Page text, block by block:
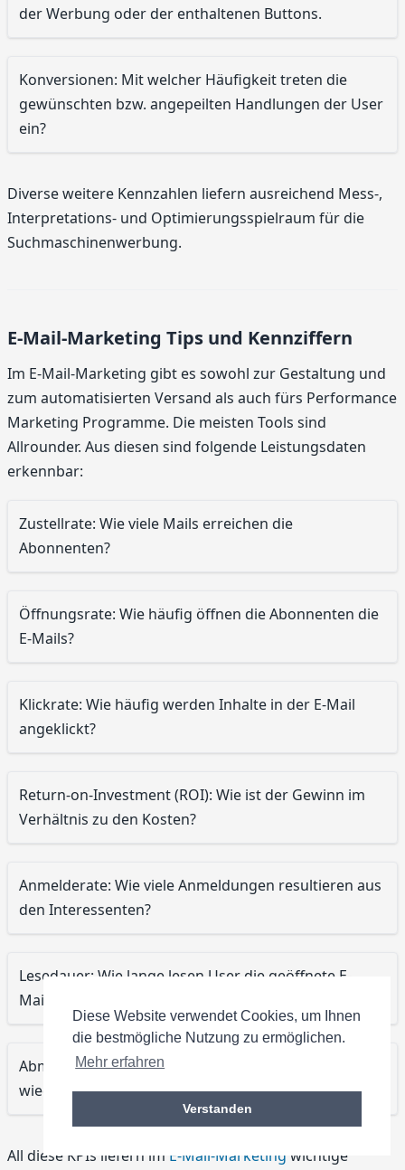
Diese Website verwendet Cookies, um Ihnen
die bestmögliche Nutzung zu ermöglichen.
Mehr erfahren
Verstanden
der Werbung oder der enthaltenen Buttons.
Konversionen: Mit welcher Häufigkeit treten die
gewünschten bzw. angepeilten Handlungen der User
ein?
Diverse weitere Kennzahlen liefern ausreichend Mess-,
Interpretations- und Optimierungsspielraum für die
Suchmaschinenwerbung.
E-Mail-Marketing Tips und Kennziffern
Im E-Mail-Marketing gibt es sowohl zur Gestaltung und
zum automatisierten Versand als auch fürs Performance
Marketing Programme. Die meisten Tools sind
Allrounder. Aus diesen sind folgende Leistungsdaten
erkennbar:
Zustellrate: Wie viele Mails erreichen die
Abonnenten?
Öffnungsrate: Wie häufig öffnen die Abonnenten die
E-Mails?
Klickrate: Wie häufig werden Inhalte in der E-Mail
angeklickt?
Return-on-Investment (ROI): Wie ist der Gewinn im
Verhältnis zu den Kosten?
Anmelderate: Wie viele Anmeldungen resultieren aus
den Interessenten?
Lesedauer: Wie lange lesen User die geöffnete E-
Mail?
Abmelderate: Wie viele Abonnenten tragen sich
wieder aus dem Newsletter aus?
All diese KPIs liefern im E-Mail-Marketing wichtige